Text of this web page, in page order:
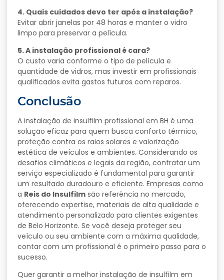
4. Quais cuidados devo ter após a instalação?
Evitar abrir janelas por 48 horas e manter o vidro
limpo para preservar a película.
5. A instalação profissional é cara?
O custo varia conforme o tipo de película e
quantidade de vidros, mas investir em profissionais
qualificados evita gastos futuros com reparos.
Conclusão
A instalação de insulfilm profissional em BH é uma
solução eficaz para quem busca conforto térmico,
proteção contra os raios solares e valorização
estética de veículos e ambientes. Considerando os
desafios climáticos e legais da região, contratar um
serviço especializado é fundamental para garantir
um resultado duradouro e eficiente. Empresas como
a Reis do Insulfilm são referência no mercado,
oferecendo expertise, materiais de alta qualidade e
atendimento personalizado para clientes exigentes
de Belo Horizonte. Se você deseja proteger seu
veículo ou seu ambiente com a máxima qualidade,
contar com um profissional é o primeiro passo para o
sucesso.
Quer garantir a melhor instalação de insulfilm em